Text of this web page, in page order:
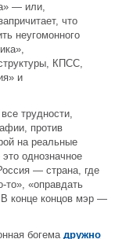
— или,
что
неугомонного
КПСС,
и
трудности,
против
на реальные
однозначное
— страна, где
то», «оправдать
конце концов мэр —
богема дружно